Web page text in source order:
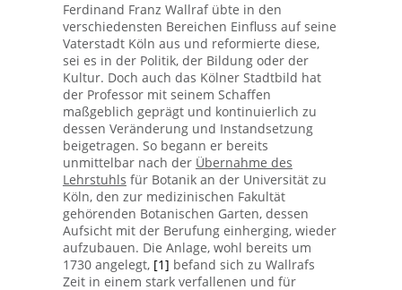
Ferdinand Franz Wallraf übte in den
verschiedensten Bereichen Einfluss auf seine
Vaterstadt Köln aus und reformierte diese,
sei es in der Politik, der Bildung oder der
Kultur. Doch auch das Kölner Stadtbild hat
der Professor mit seinem Schaffen
maßgeblich geprägt und kontinuierlich zu
dessen Veränderung und Instandsetzung
beigetragen. So begann er bereits
unmittelbar nach der Übernahme des
Lehrstuhls für Botanik an der Universität zu
Köln, den zur medizinischen Fakultät
gehörenden Botanischen Garten, dessen
Aufsicht mit der Berufung einherging, wieder
aufzubauen. Die Anlage, wohl bereits um
1730 angelegt, [1] befand sich zu Wallrafs
Zeit in einem stark verfallenen und für